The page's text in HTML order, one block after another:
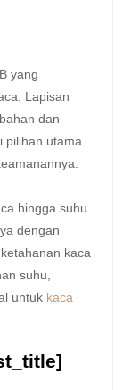
yang
Lapisan
dan
pilihan utama
hingga suhu
dengan
kaca
suhu,
untuk kaca